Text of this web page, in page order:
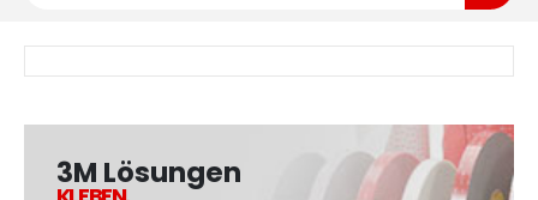
3M Lösungen